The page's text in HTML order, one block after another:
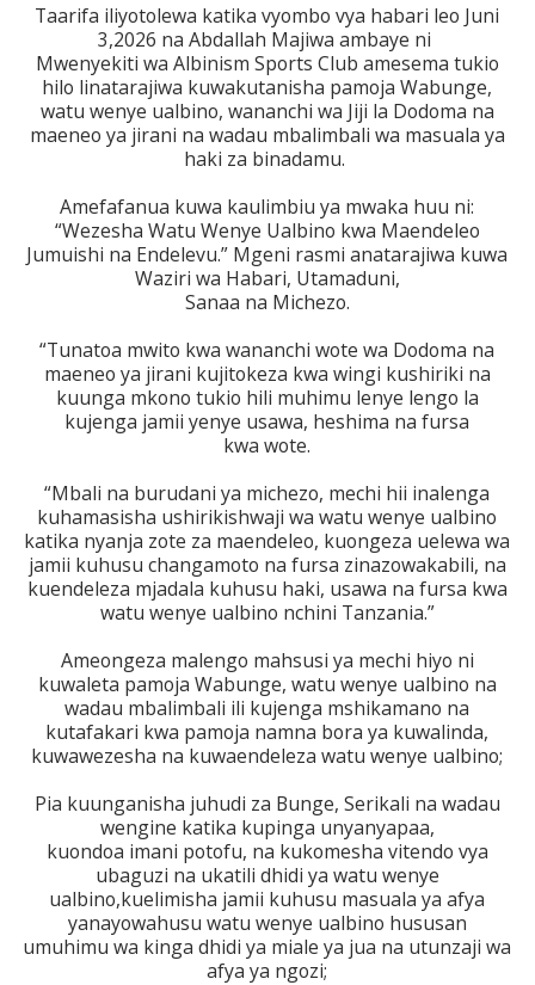
Taarifa iliyotolewa katika vyombo vya habari leo Juni
3,2026 na Abdallah Majiwa ambaye ni
Mwenyekiti wa Albinism Sports Club amesema tukio
hilo linatarajiwa kuwakutanisha pamoja Wabunge,
watu wenye ualbino, wananchi wa Jiji la Dodoma na
maeneo ya jirani na wadau mbalimbali wa masuala ya
haki za binadamu.
Amefafanua kuwa kaulimbiu ya mwaka huu ni:
“Wezesha Watu Wenye Ualbino kwa Maendeleo
Jumuishi na Endelevu.” Mgeni rasmi anatarajiwa kuwa
Waziri wa Habari, Utamaduni,
Sanaa na Michezo.
“Tunatoa mwito kwa wananchi wote wa Dodoma na
maeneo ya jirani kujitokeza kwa wingi kushiriki na
kuunga mkono tukio hili muhimu lenye lengo la
kujenga jamii yenye usawa, heshima na fursa
kwa wote.
“Mbali na burudani ya michezo, mechi hii inalenga
kuhamasisha ushirikishwaji wa watu wenye ualbino
katika nyanja zote za maendeleo, kuongeza uelewa wa
jamii kuhusu changamoto na fursa zinazowakabili, na
kuendeleza mjadala kuhusu haki, usawa na fursa kwa
watu wenye ualbino nchini Tanzania.”
Ameongeza malengo mahsusi ya mechi hiyo ni
kuwaleta pamoja Wabunge, watu wenye ualbino na
wadau mbalimbali ili kujenga mshikamano na
kutafakari kwa pamoja namna bora ya kuwalinda,
kuwawezesha na kuwaendeleza watu wenye ualbino;
Pia kuunganisha juhudi za Bunge, Serikali na wadau
wengine katika kupinga unyanyapaa,
kuondoa imani potofu, na kukomesha vitendo vya
ubaguzi na ukatili dhidi ya watu wenye
ualbino,kuelimisha jamii kuhusu masuala ya afya
yanayowahusu watu wenye ualbino hususan
umuhimu wa kinga dhidi ya miale ya jua na utunzaji wa
afya ya ngozi;